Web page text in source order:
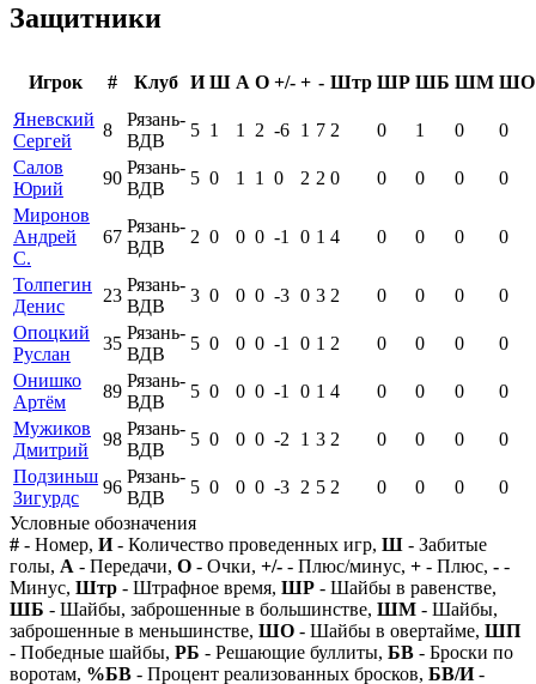
Защитники
Игрок # Клуб И Ш А О +/- + - Штр ШР ШБ ШМ ШО
Яневский
Сергей
8
Рязань-
ВДВ
5 1 1 2 -6 1 7 2 0 1 0
0
Салов
Юрий
90
Рязань-
ВДВ
5 0 1 1 0 2 2 0 0 0 0
0
Миронов
Андрей
С.
67
Рязань-
ВДВ
2 0 0 0 -1 0 1 4 0 0 0 0
Толпегин
Денис
23
Рязань-
ВДВ
3 0 0 0 -3 0 3 2 0 0 0
0
Опоцкий
Руслан
35
Рязань-
ВДВ
5 0 0 0 -1 0 1 2 0 0 0
0
Онишко
Артём
89
Рязань-
ВДВ
5 0 0 0 -1 0 1 4 0 0 0
0
Мужиков
Дмитрий
98
Рязань-
ВДВ
5 0 0 0 -2 1 3 2 0 0 0
0
Подзиньш
Зигурдс
96
Рязань-
ВДВ
5 0 0 0 -3 2 5 2 0 0 0
0
Условные обозначения
# - Номер, И- Количество проведенных игр, Ш - Забитые
голы, А - Передачи, О - Очки, +/- - Плюс/минус, + - Плюс, - -
Минус, Штр - Штрафное время, ШР - Шайбы в равенстве,
ШБ - Шайбы, заброшенные в большинстве, ШМ - Шайбы,
заброшенные в меньшинстве, ШО - Шайбы в овертайме, ШП
- Победные шайбы, РБ - Решающие буллиты, БВ - Броски по
воротам, %БВ - Процент реализованных бросков, БВ/И-